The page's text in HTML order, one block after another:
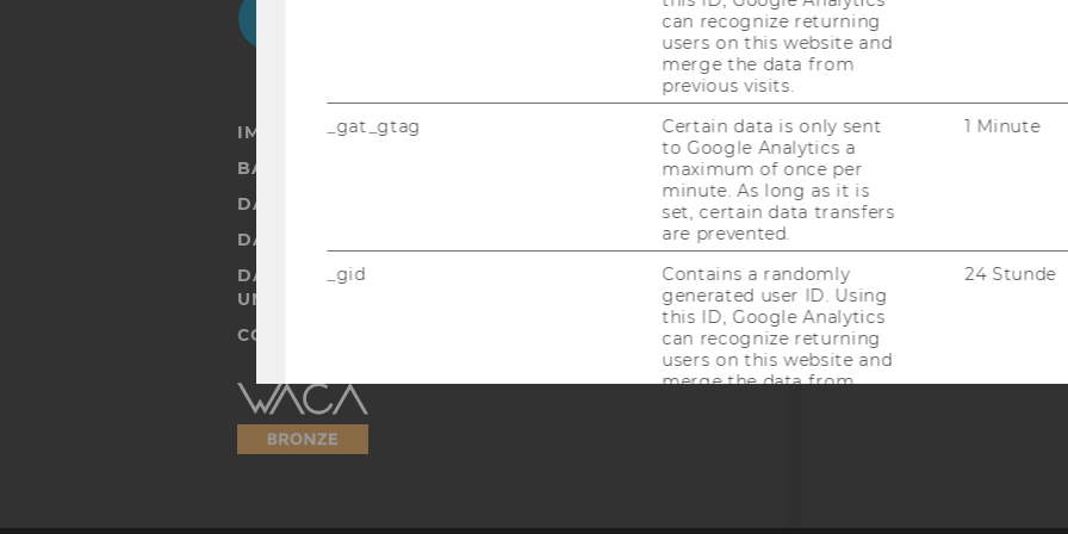
IMPRESSUM
BARRIEREFREIHEITSERKLÄRUNG WEBSEITE
DATENSCHUTZERKLÄRUNG
DATENSCHUTZERKLÄRUNG SOCIAL MEDIA
DATENSCHUTZERKLÄRUNG STUDIENBEWERBER*INNEN
UND STUDIERENDE
COOKIE EINSTELLUNGEN
Barrierefreiheitserklärung
Webseite
can recognize returning
users on this website and
merge the data from
previous visits.
_gat_gtag
Certain data is only sent
to Google Analytics a
maximum of once per
minute. As long as it is
set, certain data transfers
are prevented.
1 Minute
_gid
Contains a randomly
generated user ID. Using
this ID, Google Analytics
can recognize returning
users on this website and
merge the data from
24 Stunde
_gac_gb
accounts are linked, the